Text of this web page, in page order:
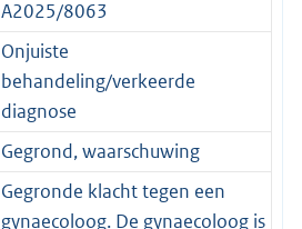
A2025/8063
Onjuiste
behandeling/verkeerde
diagnose
Gegrond, waarschuwing
Gegronde klacht tegen een
gynaecoloog. De gynaecoloog is